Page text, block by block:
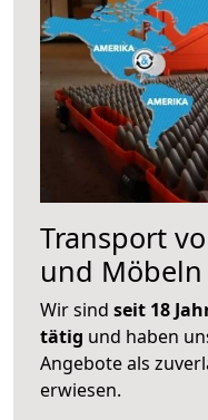
Transport
und
Wir sind seit 18
tätig und haben
Angebote als
erwiesen.